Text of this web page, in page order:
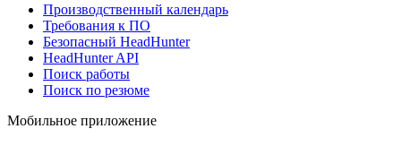
Производственный календарь
Требования к ПО
Безопасный HeadHunter
HeadHunter API
Поиск работы
Поиск по резюме
Мобильное приложение